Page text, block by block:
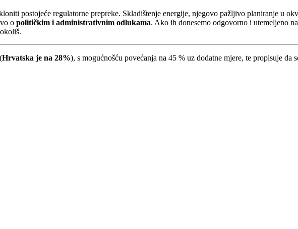
postojeće regulatorne prepreke. Skladištenje energije, njegovo pažljivo planiranje u
o političkim i administrativnim odlukama. Ako ih donesemo odgovorno i utemeljeno na
Hrvatska je na 28%), s mogućnošću povećanja na 45 % uz dodatne mjere, te propisuje da